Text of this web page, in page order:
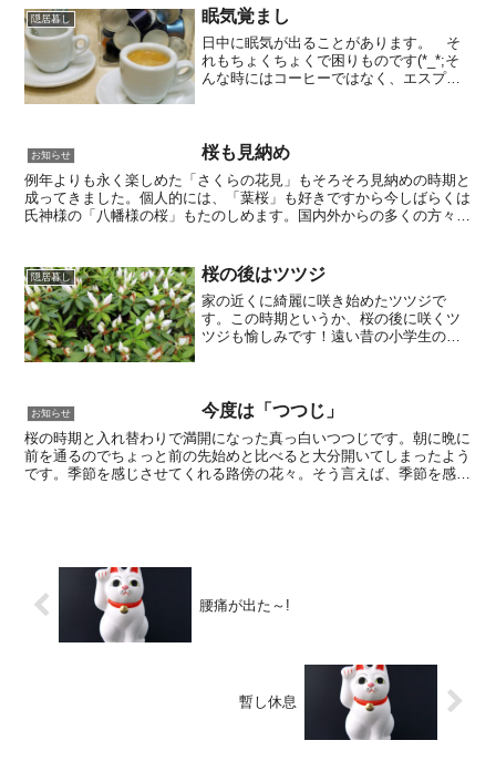
隠居暮し 眠気覚まし
日中に眠気が出ることがあります。 そ
れもちょくちょくで困りものです(*_*;そ
んな時にはコーヒーではなく、エスプレ
も・・・。本格的な...
お知らせ 桜も見納め
例年よりも永く楽しめた「さくらの花見」もそろそろ見納めの時期と
成ってきました。個人的には、「葉桜」も好きですから今しばらくは
氏神様の「八幡様の桜」もたのしめます。国内外からの多くの方々は
隠居暮し 桜の後はツツジ
家の近くに綺麗に咲き始めたツツジで
す。この時期というか、桜の後に咲くツ
ツジも愉しみです！遠い昔の小学生の
味がしたような…懐かしの思い...
お知らせ 今度は「つつじ」
桜の時期と入れ替わりで満開になった真っ白いつつじです。朝に晩に
前を通るのでちょっと前の先始めと比べると大分開いてしまったよう
です。季節を感じさせてくれる路傍の花々。そう言えば、季節を感じ
腰痛が出た～!
暫し休息